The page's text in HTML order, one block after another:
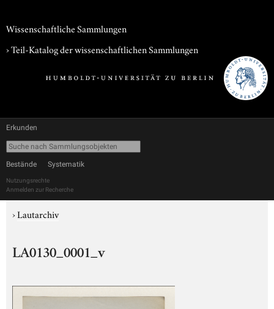
Wissenschaftliche Sammlungen
› Teil-Katalog der wissenschaftlichen Sammlungen
Erkunden
Bestände Systematik
Nutzungsrechte
Anmelden zur Recherche
›Lautarchiv
LA0130_0001_v